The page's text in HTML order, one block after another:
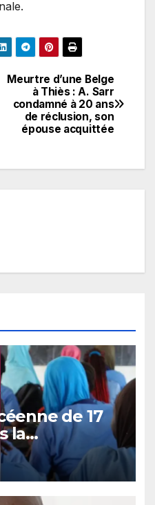
Meurtre d’une Belge
à Thiès : A. Sarr
condamné à 20 ans
de réclusion, son
épouse acquittée
de 17
la
bébé caché